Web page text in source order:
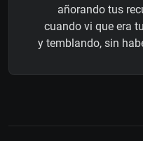
añorando tus
cuando vi que era
y temblando, sin